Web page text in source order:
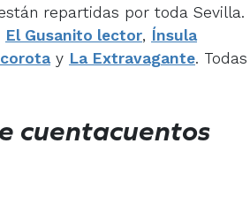
repartidas por toda Sevilla.
El Gusanito lector, Ínsula
y La Extravagante. Todas
cuentacuentos